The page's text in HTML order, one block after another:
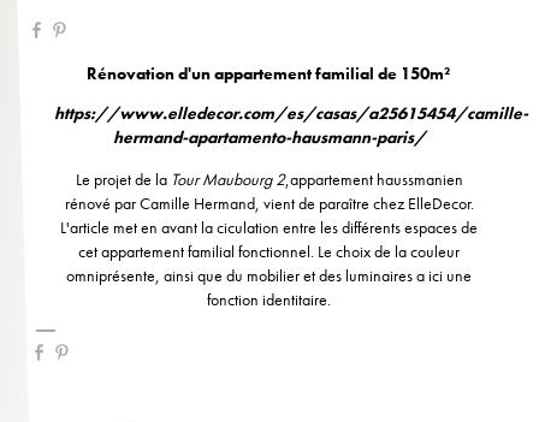
Rénovation d'un appartement familial de 150m²
https://www.elledecor.com/es/casas/a25615454/camille-
hermand-apartamento-hausmann-paris/
Le projet de la Tour Maubourg 2,appartement haussmanien
rénové par Camille Hermand, vient de paraître chez ElleDecor.
L'article met en avant la ciculation entre les différents espaces de
cet appartement familial fonctionnel. Le choix de la couleur
omniprésente, ainsi que du mobilier et des luminaires a ici une
fonction identitaire.